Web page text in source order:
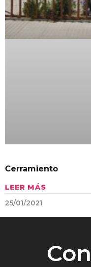
Cerramiento
LEER MÁS
25/01/2021